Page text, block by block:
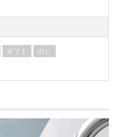
ギフト のし